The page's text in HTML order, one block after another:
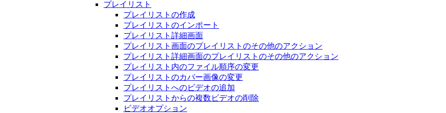
プレイリスト
プレイリストの作成
プレイリストのインポート
プレイリスト詳細画面
プレイリスト画面のプレイリストのその他のアクション
プレイリスト詳細画面のプレイリストのその他のアクション
プレイリスト内のファイル順序の変更
プレイリストのカバー画像の変更
プレイリストへのビデオの追加
プレイリストからの複数ビデオの削除
ビデオオプション